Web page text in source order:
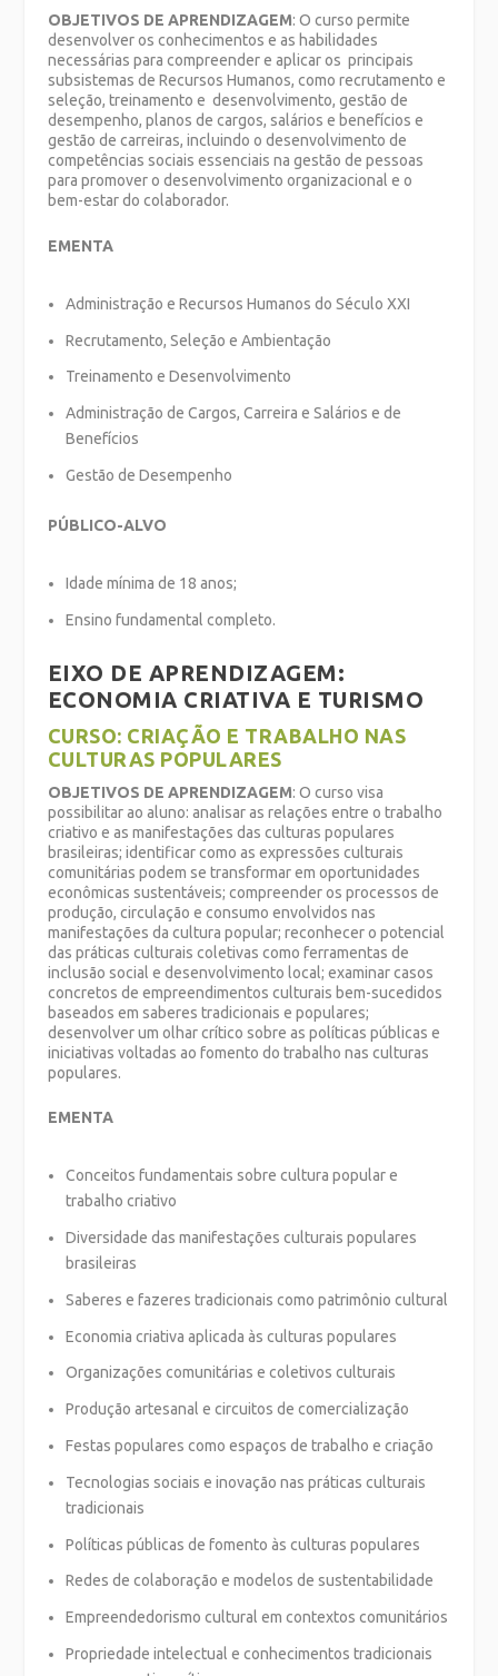
OBJETIVOS DE APRENDIZAGEM: O curso permite
desenvolver os conhecimentos e as habilidades
necessárias para compreender e aplicar os principais
subsistemas de Recursos Humanos, como recrutamento e
seleção, treinamento e desenvolvimento, gestão de
desempenho, planos de cargos, salários e benefícios e
gestão de carreiras, incluindo o desenvolvimento de
competências sociais essenciais na gestão de pessoas
para promover o desenvolvimento organizacional e o
bem-estar do colaborador.
EMENTA
Administração e Recursos Humanos do Século XXI
Recrutamento, Seleção e Ambientação
Treinamento e Desenvolvimento
Administração de Cargos, Carreira e Salários e de
Benefícios
Gestão de Desempenho
PÚBLICO-ALVO
Idade mínima de 18 anos;
Ensino fundamental completo.
EIXO DE APRENDIZAGEM:
ECONOMIA CRIATIVA E TURISMO
CURSO: CRIAÇÃO E TRABALHO NAS
CULTURAS POPULARES
OBJETIVOS DE APRENDIZAGEM: O curso visa
possibilitar ao aluno: analisar as relações entre o trabalho
criativo e as manifestações das culturas populares
brasileiras; identificar como as expressões culturais
comunitárias podem se transformar em oportunidades
econômicas sustentáveis; compreender os processos de
produção, circulação e consumo envolvidos nas
manifestações da cultura popular; reconhecer o potencial
das práticas culturais coletivas como ferramentas de
inclusão social e desenvolvimento local; examinar casos
concretos de empreendimentos culturais bem-sucedidos
baseados em saberes tradicionais e populares;
desenvolver um olhar crítico sobre as políticas públicas e
iniciativas voltadas ao fomento do trabalho nas culturas
populares.
EMENTA
Conceitos fundamentais sobre cultura popular e
trabalho criativo
Diversidade das manifestações culturais populares
brasileiras
Saberes e fazeres tradicionais como patrimônio cultural
Economia criativa aplicada às culturas populares
Organizações comunitárias e coletivos culturais
Produção artesanal e circuitos de comercialização
Festas populares como espaços de trabalho e criação
Tecnologias sociais e inovação nas práticas culturais
tradicionais
Políticas públicas de fomento às culturas populares
Redes de colaboração e modelos de sustentabilidade
Empreendedorismo cultural em contextos comunitários
Propriedade intelectual e conhecimentos tradicionais